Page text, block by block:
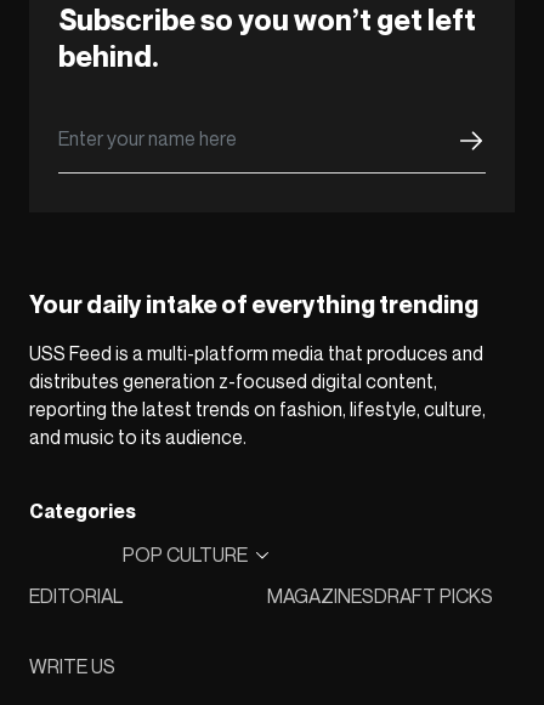
Subscribe so you won’t get left
behind.
Your daily intake of everything trending
USS Feed is a multi-platform media that produces and
distributes generation z-focused digital content,
reporting the latest trends on fashion, lifestyle, culture,
and music to its audience.
Categories
EDITORIAL
POP CULTURE
MAGAZINESDRAFT PICKS
WRITE US